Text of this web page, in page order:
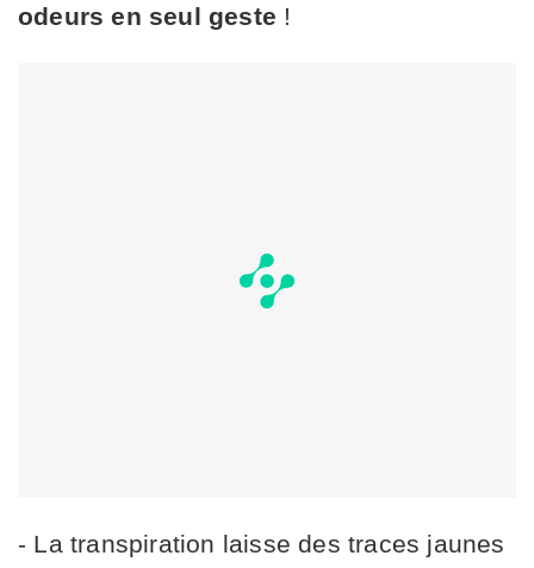
odeurs en seul geste !
- La transpiration laisse des traces jaunes